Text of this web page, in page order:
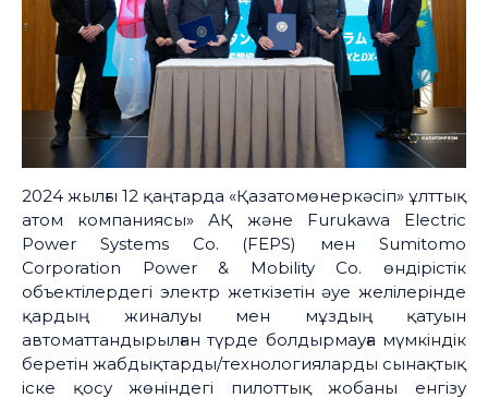
2024 жылғы 12 қаңтарда «Қазатомөнеркәсіп» ұлттық
атом компаниясы» АҚ және Furukawa Electric
Power Systems Co. (FEPS) мен Sumitomo
Corporation Power & Mobility Co. өндірістік
объектілердегі электр жеткізетін әуе желілерінде
қардың жиналуы мен мұздың қатуын
автоматтандырылған түрде болдырмауға мүмкіндік
беретін жабдықтарды/технологияларды сынақтық
іске қосу жөніндегі пилоттық жобаны енгізу